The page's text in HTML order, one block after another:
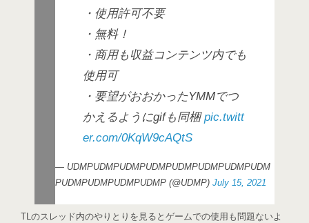
・使用許可不要
・無料！
・商用も収益コンテンツ内でも
使用可
・要望がおおかったYMMでつ
かえるようにgifも同梱pic.twitt
er.com/0KqW9cAQtS
— UDMPUDMPUDMPUDMPUDMPUDMPUDMPUDM
PUDMPUDMPUDMPUDMP (@UDMP) July 15, 2021
TLのスレッド内のやりとりを見るとゲームでの使用も問題ないよ